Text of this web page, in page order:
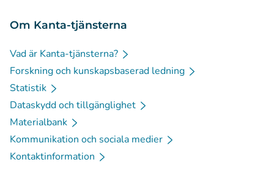
Om Kanta-tjänsterna
Vad är Kanta-tjänsterna?
Forskning och kunskapsbaserad ledning
Statistik
Dataskydd och tillgänglighet
Materialbank
Kommunikation och sociala medier
Kontaktinformation